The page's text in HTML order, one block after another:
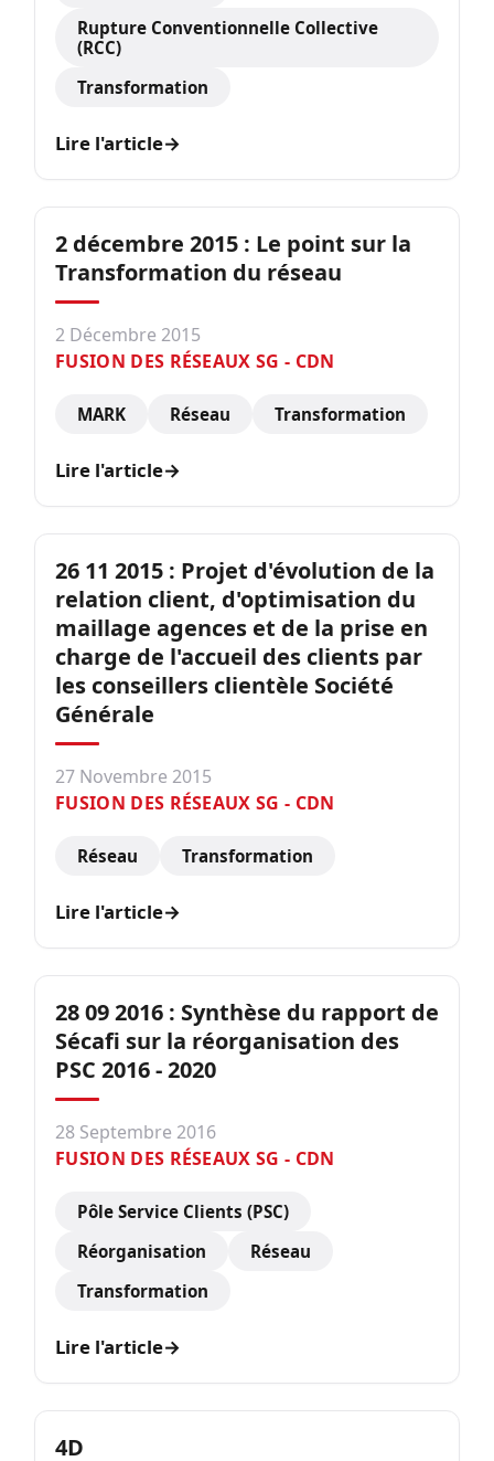
Rupture Conventionnelle Collective
(RCC)
Transformation
Lire l'article→
2 décembre 2015 : Le point sur la
Transformation du réseau
2 Décembre 2015
FUSION DES RÉSEAUX SG - CDN
MARK Réseau Transformation
Lire l'article→
26 11 2015 : Projet d'évolution de la
relation client, d'optimisation du
maillage agences et de la prise en
charge de l'accueil des clients par
les conseillers clientèle Société
Générale
27 Novembre 2015
FUSION DES RÉSEAUX SG - CDN
Réseau Transformation
Lire l'article→
28 09 2016 : Synthèse du rapport de
Sécafi sur la réorganisation des
PSC 2016 - 2020
28 Septembre 2016
FUSION DES RÉSEAUX SG - CDN
Pôle Service Clients (PSC)
Réorganisation
Réseau
Transformation
Lire l'article→
4D